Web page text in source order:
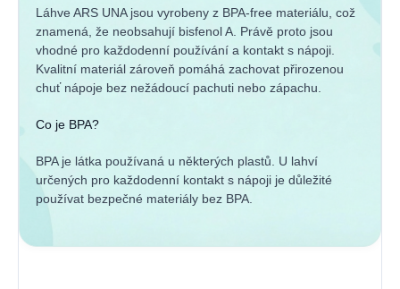
Láhve ARS UNA jsou vyrobeny z BPA-free materiálu, což
znamená, že neobsahují bisfenol A. Právě proto jsou
vhodné pro každodenní používání a kontakt s nápoji.
Kvalitní materiál zároveň pomáhá zachovat přirozenou
chuť nápoje bez nežádoucí pachuti nebo zápachu.
Co je BPA?
BPA je látka používaná u některých plastů. U lahví
určených pro každodenní kontakt s nápoji je důležité
používat bezpečné materiály bez BPA.